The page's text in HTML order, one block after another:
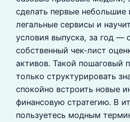
сделать первые небольшие
легальные сервисы и
условия выпуска, за год —
собственный чек‑лист
активов. Такой пошаговый
только структурировать
спокойно встроить новые
финансовую стратегию. В
пользуетесь модным